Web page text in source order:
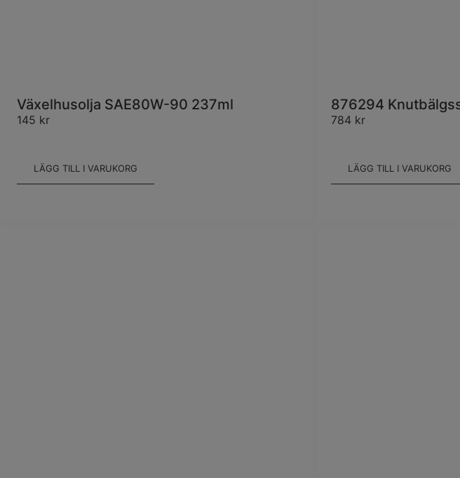
Växelhusolja SAE80W-90 237ml
145 kr
LÄGG TILL I VARUKORG
876294
784 kr
LÄGG TILL I VARUKORG